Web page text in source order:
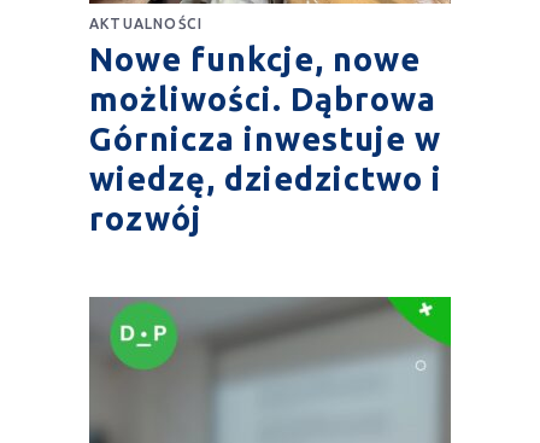
AKTUALNOŚCI
Nowe funkcje, nowe
możliwości. Dąbrowa
Górnicza inwestuje w
wiedzę, dziedzictwo i
rozwój